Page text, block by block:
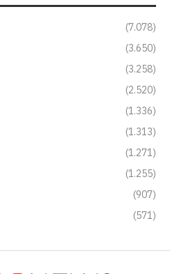
(7.078)
(3.650)
(3.258)
(2.520)
(1.336)
(1.313)
(1.271)
(1.255)
(907)
(571)